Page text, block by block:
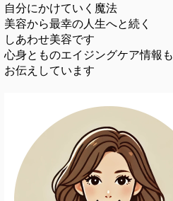
自分にかけていく魔法
美容から最幸の人生へと続く
しあわせ美容です
心身とものエイジングケア情報も
お伝えしています